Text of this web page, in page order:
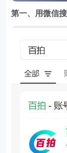
第一、用微信搜